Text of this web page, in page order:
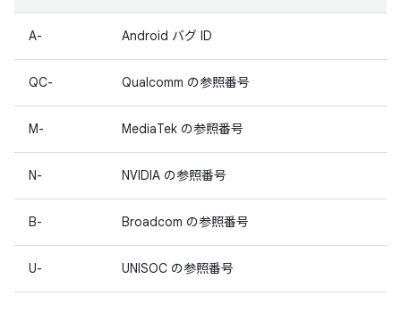
A- Android バグ ID
QC- Qualcomm の参照番号
M- MediaTek の参照番号
N- NVIDIA の参照番号
B- Broadcom の参照番号
U- UNISOC の参照番号